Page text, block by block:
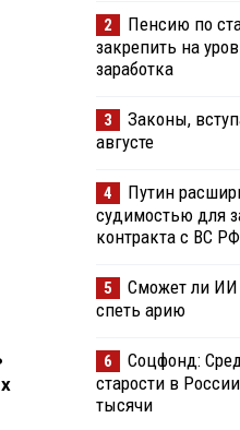
2
Пенсию по
закрепить на
заработка
3
Законы,
августе
4
Путин
судимостью для
контракта с ВС РФ
5
Сможет ли ИИ
спеть арию
6
Соцфонд:
старости в
тысячи